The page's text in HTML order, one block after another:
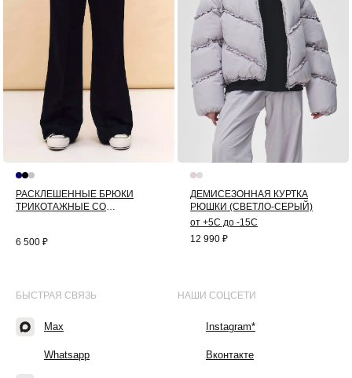
РАСКЛЕШЕННЫЕ БРЮКИ
ТРИКОТАЖНЫЕ СО
6 500 ₽
ДЕМИСЕЗОННАЯ КУРТКА
РЮШКИ (СВЕТЛО-СЕРЫЙ)
от +5С до -15С
12 990 ₽
БЫСТРАЯ СВЯЗЬ
Max
Whatsapp
НАШИ СОЦСЕТИ
Instagram*
Вконтакте